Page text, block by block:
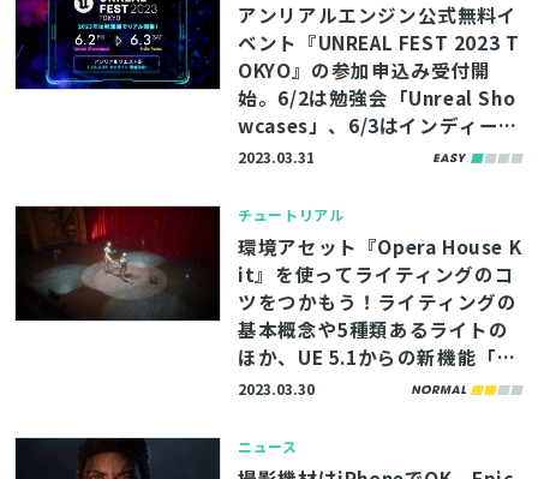
アンリアルエンジン公式無料イ
ベント『UNREAL FEST 2023 T
OKYO』の参加申込み受付開
始。6/2は勉強会「Unreal Sho
wcases」、6/3はインディーゲ
ーム中心の「Indie Focus」
2023.03.31
チュートリアル
環境アセット『Opera House K
it』を使ってライティングのコ
ツをつかもう！ライティングの
基本概念や5種類あるライトの
ほか、UE 5.1からの新機能「ラ
イトミキサー」についても解
2023.03.30
ニュース